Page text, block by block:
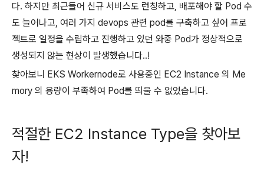
다. 하지만 최근들어 신규 서비스도 런칭하고, 배포해야 할 Pod 수
도 늘어나고, 여러 가지 devops 관련 pod를 구축하고 싶어 프로
젝트로 일정을 수립하고 진행하고 있던 와중 Pod가 정상적으로
생성되지 않는 현상이 발생했습니다..!
찾아보니 EKS Workernode로 사용중인 EC2 Instance 의 Me
mory 의 용량이 부족하여 Pod를 띄울 수 없었습니다.
적절한 EC2 Instance Type을 찾아보
자!